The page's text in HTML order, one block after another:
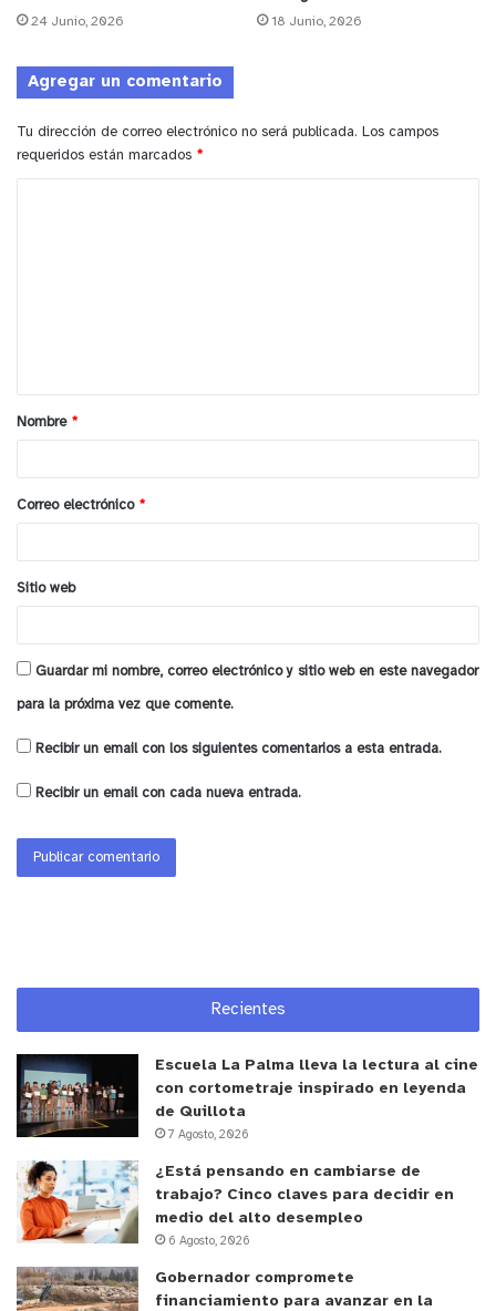
24 Junio, 2026 18 Junio, 2026
Agregar un comentario
Tu dirección de correo electrónico no será publicada. Los campos
requeridos están marcados *
a
r
*
Nombre *
Correo electrónico *
Sitio web
Guardar mi nombre, correo electrónico y sitio web en este navegador
para la próxima vez que comente.
Recibir un email con los siguientes comentarios a esta entrada.
Recibir un email con cada nueva entrada.
Recientes
Escuela La Palma lleva la lectura al cine
con cortometraje inspirado en leyenda
de Quillota
7 Agosto, 2026
¿Está pensando en cambiarse de
trabajo? Cinco claves para decidir en
medio del alto desempleo
6 Agosto, 2026
Gobernador compromete
financiamiento para avanzar en la